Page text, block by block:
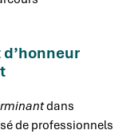
dans
de professionnels